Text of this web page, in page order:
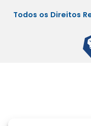
Todos os Direitos